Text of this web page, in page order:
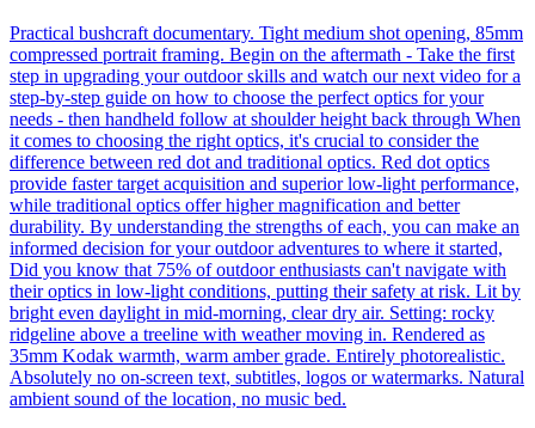
Practical bushcraft documentary. Tight medium shot opening, 85mm
compressed portrait framing. Begin on the aftermath - Take the first
step in upgrading your outdoor skills and watch our next video for a
step-by-step guide on how to choose the perfect optics for your
needs - then handheld follow at shoulder height back through When
it comes to choosing the right optics, it's crucial to consider the
difference between red dot and traditional optics. Red dot optics
provide faster target acquisition and superior low-light performance,
while traditional optics offer higher magnification and better
durability. By understanding the strengths of each, you can make an
informed decision for your outdoor adventures to where it started,
Did you know that 75% of outdoor enthusiasts can't navigate with
their optics in low-light conditions, putting their safety at risk. Lit by
bright even daylight in mid-morning, clear dry air. Setting: rocky
ridgeline above a treeline with weather moving in. Rendered as
35mm Kodak warmth, warm amber grade. Entirely photorealistic.
Absolutely no on-screen text, subtitles, logos or watermarks. Natural
ambient sound of the location, no music bed.